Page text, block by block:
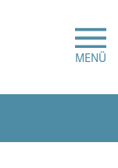
MENÜ